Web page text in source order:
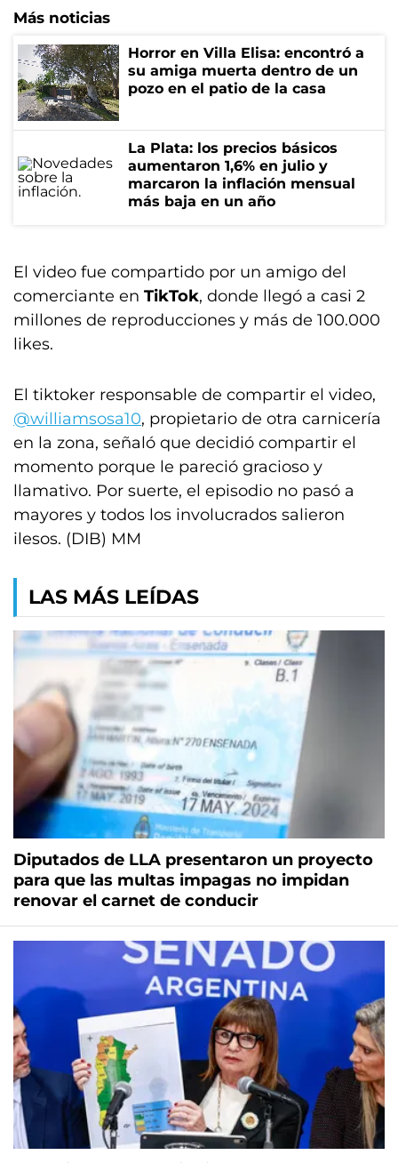
Más noticias
Horror en Villa Elisa: encontró a
su amiga muerta dentro de un
pozo en el patio de la casa
La Plata: los precios básicos
aumentaron 1,6% en julio y
marcaron la inflación mensual
más baja en un año
El video fue compartido por un amigo del
comerciante en TikTok, donde llegó a casi 2
millones de reproducciones y más de 100.000
likes.
El tiktoker responsable de compartir el video,
@williamsosa10, propietario de otra carnicería
en la zona, señaló que decidió compartir el
momento porque le pareció gracioso y
llamativo. Por suerte, el episodio no pasó a
mayores y todos los involucrados salieron
ilesos. (DIB) MM
LAS MÁS LEÍDAS
Diputados de LLA presentaron un proyecto
para que las multas impagas no impidan
renovar el carnet de conducir